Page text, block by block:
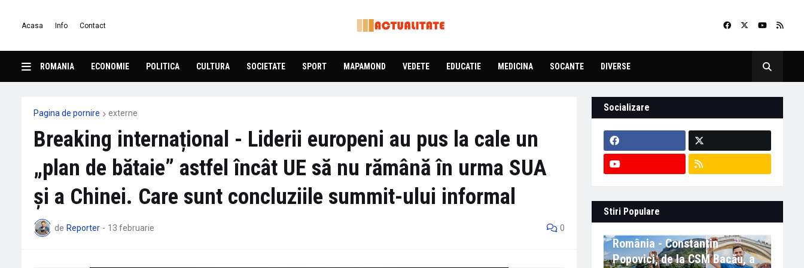
Acasa Info Contact
ROMANIA ECONOMIE POLITICA CULTURA SOCIETATE SPORT MAPAMOND VEDETE EDUCATIE MEDICINA SOCANTE DIVERSE
Pagina de pornire externe
Breaking internațional - Liderii europeni au pus la cale un
„plan de bătaie” astfel încât UE să nu rămână în urma SUA
și a Chinei. Care sunt concluziile summit-ului informal
de Reporter - 13 februarie 0
Socializare
Stiri Populare
România - Constantin
Popovici, de la CSM Bacău, a